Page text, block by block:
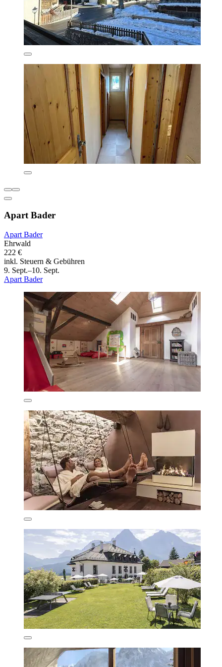
Apart Bader
Apart Bader
Ehrwald
222 €
inkl. Steuern & Gebühren
9. Sept.–10. Sept.
Apart Bader